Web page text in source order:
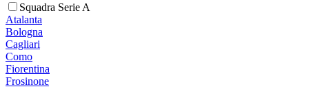
Squadra Serie A
Atalanta
Bologna
Cagliari
Como
Fiorentina
Frosinone